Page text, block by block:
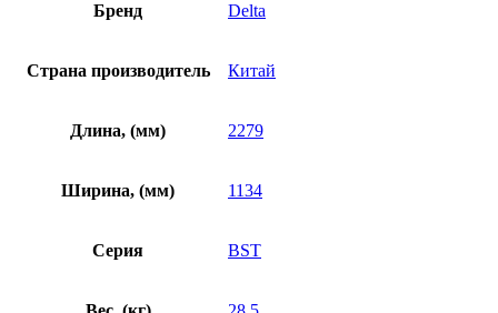
Бренд Delta
Страна производитель Китай
Длина, (мм) 2279
Ширина, (мм) 1134
Серия BST